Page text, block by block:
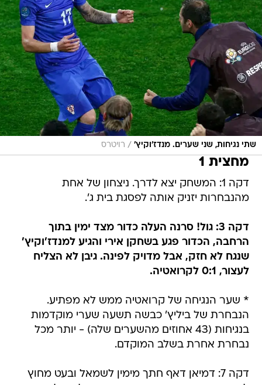
שתי נגיחות, שני שערים. מנדז'וקיץ' / רויטרס
מחצית 1
דקה 1: המשחק יצא לדרך. ניצחון של אחת
מהנבחרות יזניק אותה לפסגת בית ג'.
דקה 3: גול! סרנה העלה כדור מצד ימין בתוך
הרחבה, הכדור פגע בשחקן אירי והגיע למנדז'וקיץ'
שנגח לא חזק, אבל מדויק לפינה. גיבן לא הצליח
לעצור, 0:1 לקרואטיה.
* שער הנגיחה של קרואטיה ממש לא מפתיע.
הנבחרת של ביליץ' כבשה תשעה שערי מוקדמות
בנגיחות (43 אחוזים מהשערים שלה) - יותר מכל
נבחרת אחרת בשלב המוקדם.
דקה 7: דמיאן דאף חתך מימין לשמאל ובעט מחוץ